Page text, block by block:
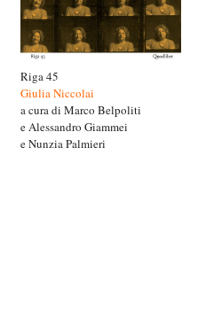
Riga 45
Giulia Niccolai
a cura di Marco Belpoliti
e Alessandro Giammei
e Nunzia Palmieri